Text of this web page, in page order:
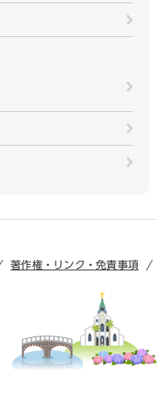
著作権・リンク・免責事項